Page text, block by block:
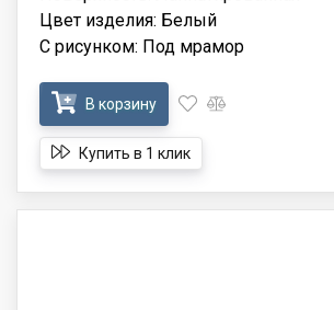
Цвет изделия: Белый
С рисунком: Под мрамор
В корзину
Купить в 1 клик